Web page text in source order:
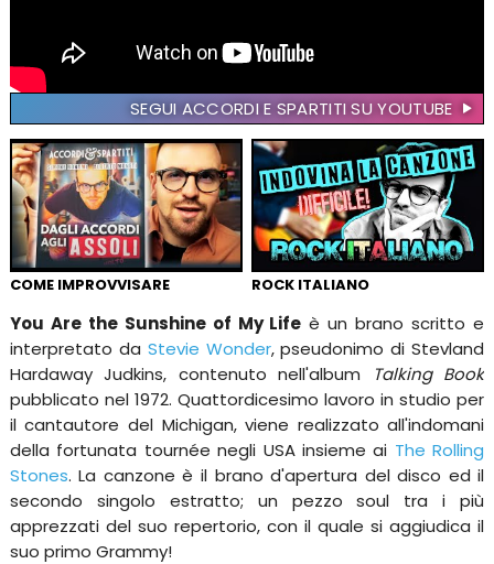
SEGUI ACCORDI E SPARTITI SU YOUTUBE
COME IMPROVVISARE ROCK ITALIANO
You Are the Sunshine of My Life è un brano scritto e
interpretato da Stevie Wonder, pseudonimo di Stevland
Hardaway Judkins, contenuto nell'album
Talking Book
pubblicato nel 1972. Quattordicesimo lavoro in studio per
il cantautore del Michigan, viene realizzato all'indomani
della fortunata tournée negli USA insieme ai The Rolling
Stones. La canzone è il brano d'apertura del disco ed il
secondo singolo estratto; un pezzo soul tra i più
apprezzati del suo repertorio, con il quale si aggiudica il
suo primo Grammy!